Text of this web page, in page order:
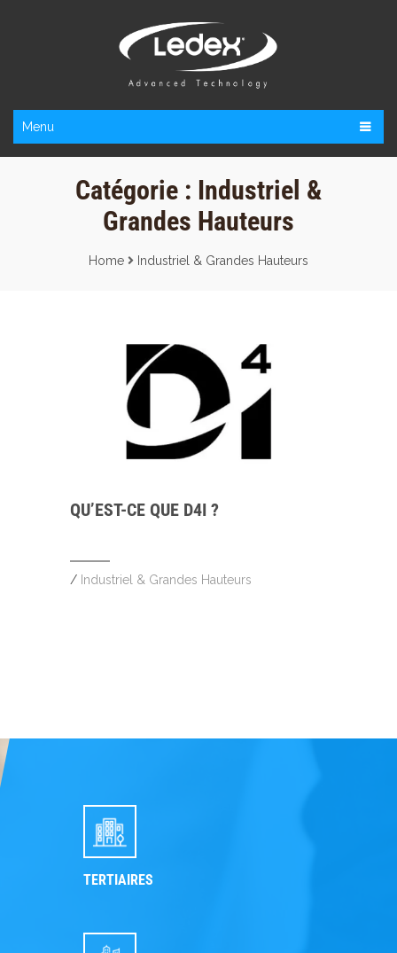
Menu
Catégorie : Industriel &
Grandes Hauteurs
Home Industriel & Grandes Hauteurs
QU’EST-CE QUE D4I ?
/ Industriel & Grandes Hauteurs
TERTIAIRES